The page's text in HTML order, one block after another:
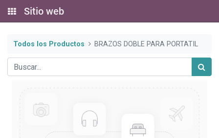
Sitio web
Todos los Productos BRAZOS DOBLE PARA PORTATIL